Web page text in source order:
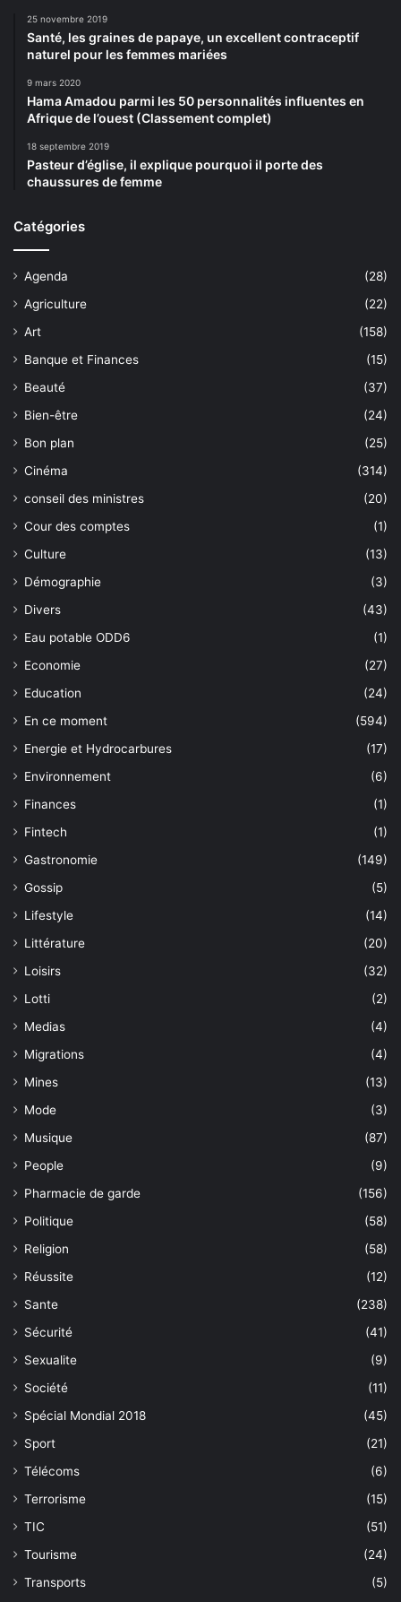
25 novembre 2019
Santé, les graines de papaye, un excellent contraceptif
naturel pour les femmes mariées
9 mars 2020
Hama Amadou parmi les 50 personnalités influentes en
Afrique de l’ouest (Classement complet)
18 septembre 2019
Pasteur d’église, il explique pourquoi il porte des
chaussures de femme
Catégories
Agenda
(28)
Agriculture
(22)
Art
(158)
Banque et Finances
(15)
Beauté
(37)
Bien-être
(24)
Bon plan
(25)
Cinéma
(314)
conseil des ministres
(20)
Cour des comptes
(1)
Culture
(13)
Démographie
(3)
Divers
(43)
Eau potable ODD6
(1)
Economie
(27)
Education
(24)
En ce moment
(594)
Energie et Hydrocarbures
(17)
Environnement
(6)
Finances
(1)
Fintech
(1)
Gastronomie
(149)
Gossip
(5)
Lifestyle
(14)
Littérature
(20)
Loisirs
(32)
Lotti
(2)
Medias
(4)
Migrations
(4)
Mines
(13)
Mode
(3)
Musique
(87)
People
(9)
Pharmacie de garde
(156)
Politique
(58)
Religion
(58)
Réussite
(12)
Sante
(238)
Sécurité
(41)
Sexualite
(9)
Société
(11)
Spécial Mondial 2018
(45)
Sport
(21)
Télécoms
(6)
Terrorisme
(15)
TIC
(51)
Tourisme
(24)
Transports
(5)